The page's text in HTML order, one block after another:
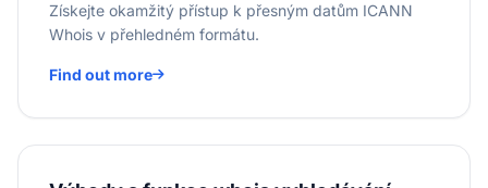
Získejte okamžitý přístup k přesným datům ICANN
Whois v přehledném formátu.
Find out more